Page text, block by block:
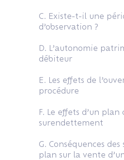
C. Existe-t-il une
d’observation ?
D. L’autonomie
débiteur
E. Les effets de
procédure
F. Le effets d’un
surendettement
G. Conséquences
plan sur la vente